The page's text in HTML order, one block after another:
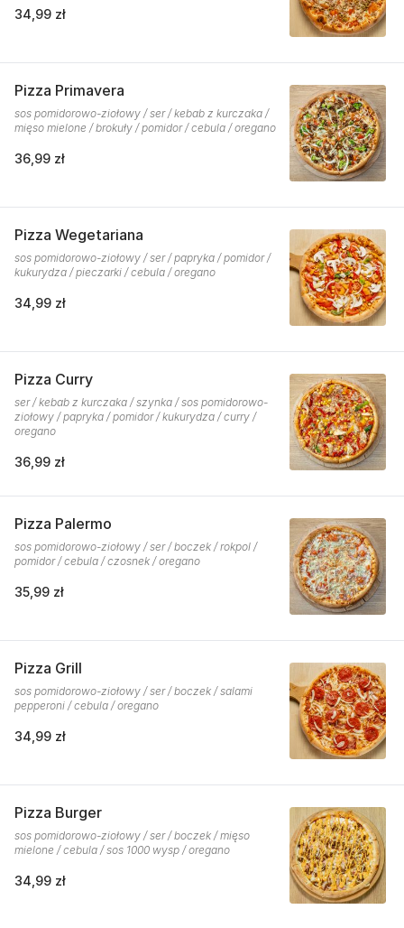
34,99 zł
Pizza Primavera
sos pomidorowo-ziołowy / ser / kebab z kurczaka /
mięso mielone / brokuły / pomidor / cebula / oregano
36,99 zł
Pizza Wegetariana
sos pomidorowo-ziołowy / ser / papryka / pomidor /
kukurydza / pieczarki / cebula / oregano
34,99 zł
Pizza Curry
ser / kebab z kurczaka / szynka / sos pomidorowo-
ziołowy / papryka / pomidor / kukurydza / curry /
oregano
36,99 zł
Pizza Palermo
sos pomidorowo-ziołowy / ser / boczek / rokpol /
pomidor / cebula / czosnek / oregano
35,99 zł
Pizza Grill
sos pomidorowo-ziołowy / ser / boczek / salami
pepperoni / cebula / oregano
34,99 zł
Pizza Burger
sos pomidorowo-ziołowy / ser / boczek / mięso
mielone / cebula / sos 1000 wysp / oregano
34,99 zł